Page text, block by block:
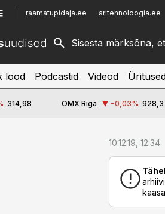
raamatupidaja.ee aritehnoloogia.ee
imelineajalugu.ee
lood Podcastid Videod
314,98 OMX Riga −0,03% 928,3
10.12.19, 12:34